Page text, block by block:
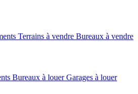
Terrains à vendre Bureaux à vendre
Bureaux à louer Garages à louer